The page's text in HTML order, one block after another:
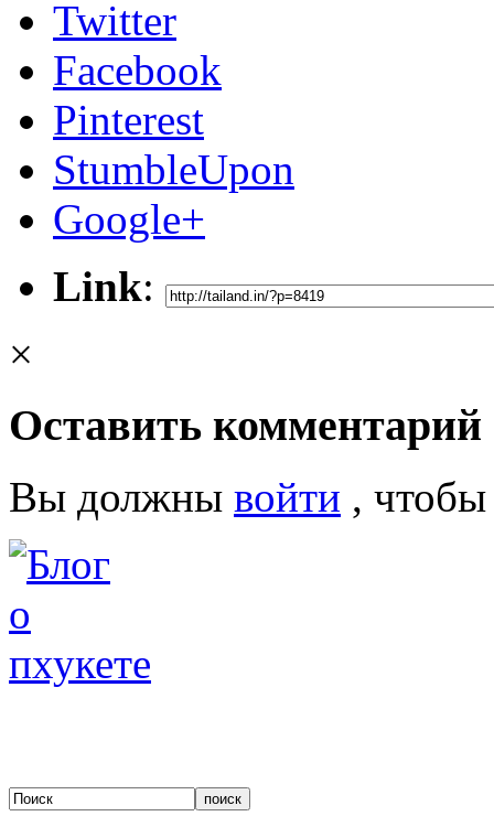
Twitter
Facebook
Pinterest
StumbleUpon
Google+
Link:
×
Оставить комментарий
Вы должны войти ,